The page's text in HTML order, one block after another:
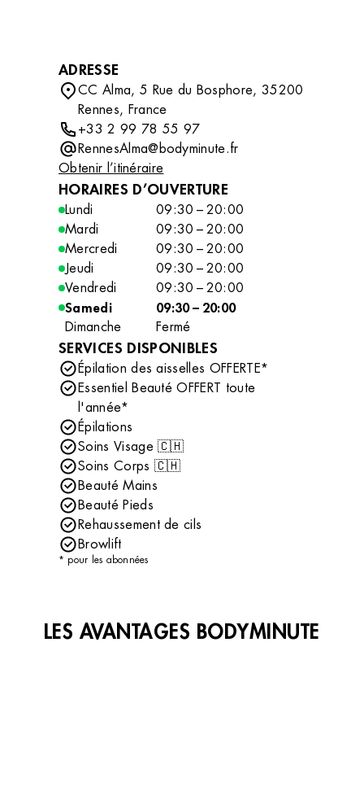
ADRESSE
CC Alma, 5 Rue du Bosphore, 35200
Rennes, France
+33 2 99 78 55 97
RennesAlma@bodyminute.fr
Obtenir l’itinéraire
HORAIRES D’OUVERTURE
Lundi
09:30 – 20:00
Mardi
09:30 – 20:00
Mercredi
09:30 – 20:00
Jeudi
09:30 – 20:00
Vendredi
09:30 – 20:00
Samedi
09:30 – 20:00
Dimanche
Fermé
SERVICES DISPONIBLES
Épilation des aisselles OFFERTE*
Essentiel Beauté OFFERT toute
l'année*
Épilations
Soins Visage 🇨🇭
Soins Corps 🇨🇭
Beauté Mains
Beauté Pieds
Rehaussement de cils
Browlift
* pour les abonnées
LES AVANTAGES BODYMINUTE